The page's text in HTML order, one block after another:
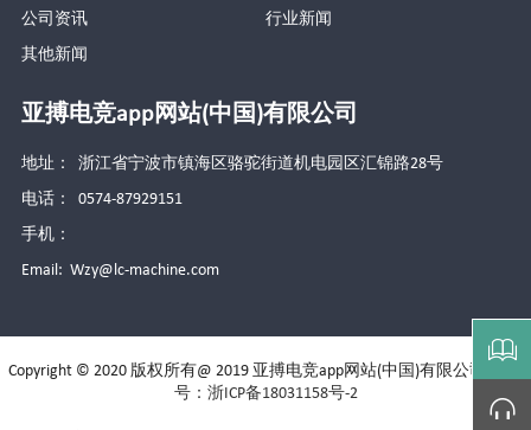
公司资讯
行业新闻
其他新闻
亚搏电竞app网站(中国)有限公司
地址： 浙江省宁波市镇海区骆驼街道机电园区汇锦路28号
电话： 0574-87929151
手机：
Email: Wzy@lc-machine.com
Copyright © 2020 版权所有@ 2019 亚搏电竞app网站(中国)有限公司
号：浙ICP备18031158号-2

